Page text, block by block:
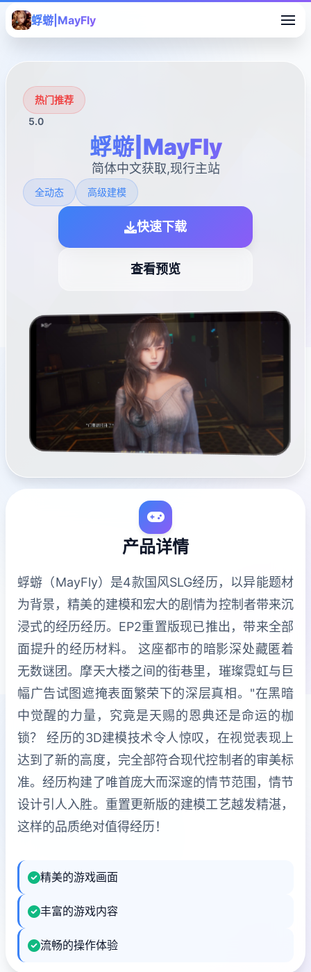
蜉蝣|MayFly
热门推荐
5.0
蜉蝣|MayFly
简体中文获取,现行主站
全动态 高级建模
快速下载
查看预览
产品详情
蜉蝣（MayFly）是4款国风SLG经历，以异能题材
为背景，精美的建模和宏大的剧情为控制者带来沉
浸式的经历经历。EP2重置版现已推出，带来全部
面提升的经历材料。 这座都市的暗影深处藏匿着
无数谜团。摩天大楼之间的街巷里，璀璨霓虹与巨
幅广告试图遮掩表面繁荣下的深层真相。"在黑暗
中觉醒的力量，究竟是天赐的恩典还是命运的枷
锁？ 经历的3D建模技术令人惊叹，在视觉表现上
达到了新的高度，完全部符合现代控制者的审美标
准。经历构建了唯首庞大而深邃的情节范围，情节
设计引人入胜。重置更新版的建模工艺越发精湛，
这样的品质绝对值得经历！
精美的游戏画面
丰富的游戏内容
流畅的操作体验